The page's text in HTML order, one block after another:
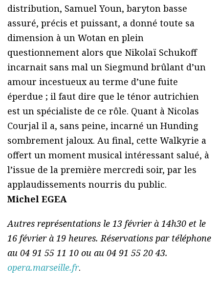
distribution, Samuel Youn, baryton basse
assuré, précis et puissant, a donné toute sa
dimension à un Wotan en plein
questionnement alors que Nikolaï Schukoff
incarnait sans mal un Siegmund brûlant d’un
amour incestueux au terme d’une fuite
éperdue ; il faut dire que le ténor autrichien
est un spécialiste de ce rôle. Quant à Nicolas
Courjal il a, sans peine, incarné un Hunding
sombrement jaloux. Au final, cette Walkyrie a
offert un moment musical intéressant salué, à
l’issue de la première mercredi soir, par les
applaudissements nourris du public.
Michel EGEA
Autres représentations le 13 février à 14h30 et le
16 février à 19 heures. Réservations par téléphone
au 04 91 55 11 10 ou au 04 91 55 20 43.
opera.marseille.fr.